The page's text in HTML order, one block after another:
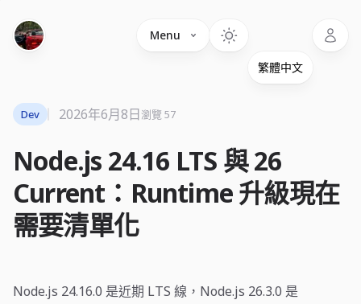
Menu
Node.js 24.16 LTS 與 26
Current：Runtime 升級現在
需要清單化
Dev 2026年6月8日瀏覽 57
Node.js 24.16.0 是近期 LTS 線，Node.js 26.3.0 是